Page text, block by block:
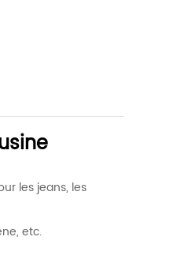
les jeans, les
etc.